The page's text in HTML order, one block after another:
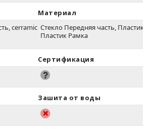
cerramic back,
Материал
Стекло Передняя часть, Пластик
Пластик Рамка
Сертификация
Зашита от воды